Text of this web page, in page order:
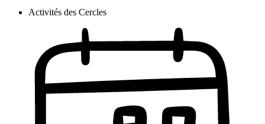
Activités des Cercles